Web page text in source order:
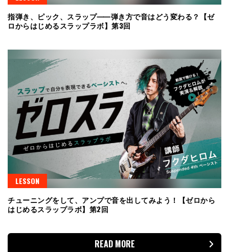
指弾き、ピック、スラップ⸺弾き方で音はどう変わる？【ゼ
ロからはじめるスラップラボ】第3回
LESSON
チューニングをして、アンプで音を出してみよう！【ゼロから
はじめるスラップラボ】第2回
READ MORE